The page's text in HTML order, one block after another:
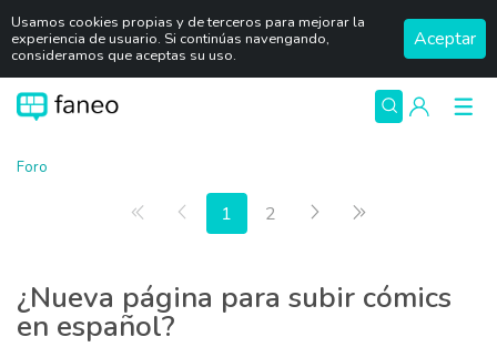
Usamos cookies propias y de terceros para mejorar la
experiencia de usuario. Si continúas navengando,
consideramos que aceptas su uso.
Aceptar
Foro
Primera página
Anterior
1 2 Siguiente
¿Nueva página para subir cómics
en español?